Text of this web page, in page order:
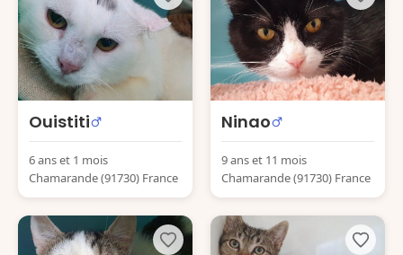
Ouistiti
6 ans et 1 mois
Chamarande (91730) France
Ninao
9 ans et 11 mois
Chamarande (91730) France